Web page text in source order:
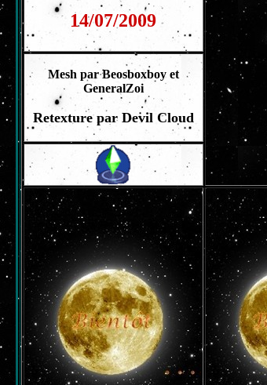
14/07/2009
Mesh par Beosboxboy et
GeneralZoi
Retexture par Devil Cloud